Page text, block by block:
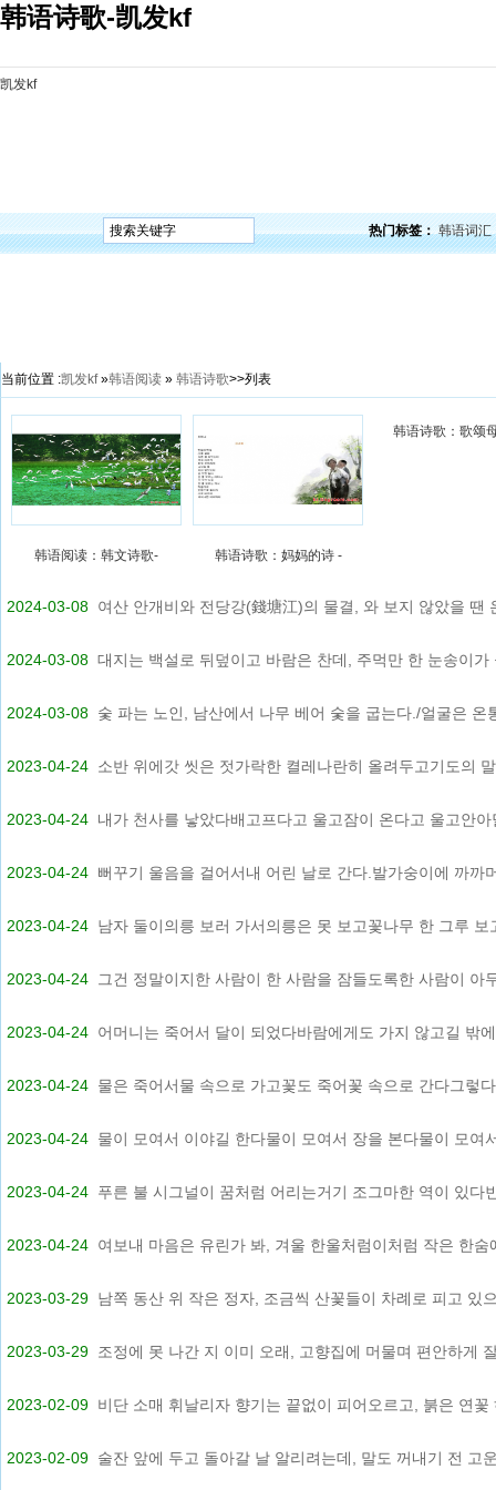
韩语诗歌-凯发kf
凯发kf
热门标签： 韩语词汇
当前位置 :凯发kf»韩语阅读 » 韩语诗歌>>列表
韩语阅读：韩文诗歌- 韩语诗歌：妈妈的诗 -
韩语诗歌：歌颂
2024-03-08 여산 안개비와 전당강(錢塘江)의 물결, 와 보지 않았을 땐
2024-03-08 대지는 백설로 뒤덮이고 바람은 찬데, 주먹만 한 눈송이가
2024-03-08 숯 파는 노인, 남산에서 나무 베어 숯을 굽는다./얼굴은 온
2023-04-24 소반 위에갓 씻은 젓가락한 켤레나란히 올려두고기도의
2023-04-24 내가 천사를 낳았다배고프다고 울고잠이 온다고 울고안아
2023-04-24 뻐꾸기 울음을 걸어서내 어린 날로 간다.발가숭이에 까까
2023-04-24 남자 둘이의릉 보러 가서의릉은 못 보고꽃나무 한 그루 보
2023-04-24 그건 정말이지한 사람이 한 사람을 잠들도록한 사람이 아
2023-04-24 어머니는 죽어서 달이 되었다바람에게도 가지 않고길 밖
2023-04-24 물은 죽어서물 속으로 가고꽃도 죽어꽃 속으로 간다그렇
2023-04-24 물이 모여서 이야길 한다물이 모여서 장을 본다물이 모여
2023-04-24 푸른 불 시그널이 꿈처럼 어리는거기 조그마한 역이 있다
2023-04-24 여보내 마음은 유린가 봐, 겨울 한울처럼이처럼 작은 한숨
2023-03-29 남쪽 동산 위 작은 정자, 조금씩 산꽃들이 차례로 피고 있
2023-03-29 조정에 못 나간 지 이미 오래, 고향집에 머물며 편안하게
2023-02-09 비단 소매 휘날리자 향기는 끝없이 피어오르고, 붉은 연꽃
2023-02-09 술잔 앞에 두고 돌아갈 날 알리려는데, 말도 꺼내기 전 고